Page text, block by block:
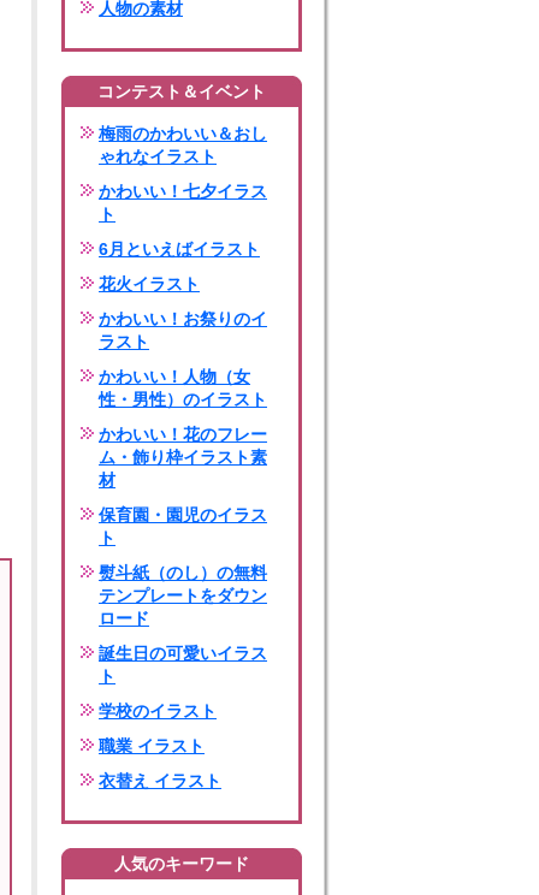
人物の素材
コンテスト＆イベント
梅雨のかわいい＆おし
ゃれなイラスト
かわいい！七夕イラス
ト
6月といえばイラスト
花火イラスト
かわいい！お祭りのイ
ラスト
かわいい！人物（女
性・男性）のイラスト
かわいい！花のフレー
ム・飾り枠イラスト素
材
保育園・園児のイラス
ト
熨斗紙（のし）の無料
テンプレートをダウン
ロード
誕生日の可愛いイラス
ト
学校のイラスト
職業 イラスト
衣替え イラスト
人気のキーワード